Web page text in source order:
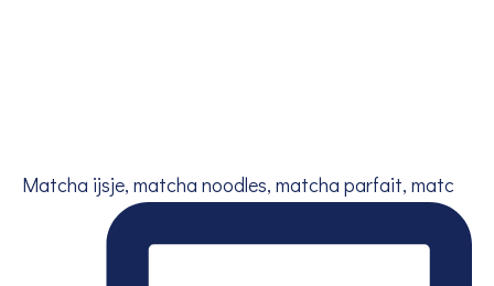
Matcha ijsje, matcha noodles, matcha parfait, matc